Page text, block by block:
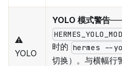
⚠
YOLO
YOLO 模式警告
时的 hermes --
切换）。与横幅行